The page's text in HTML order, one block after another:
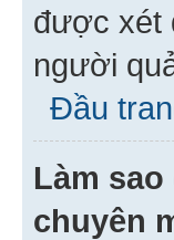
được xét
người
Đầu
Làm
chuyên